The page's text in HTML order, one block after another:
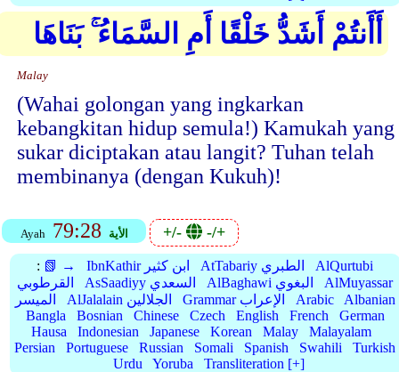
أَأَنتُمْ أَشَدُّ خَلْقًا أَمِ السَّمَاءُ ۚ بَنَاهَا
Malay
(Wahai golongan yang ingkarkan
kebangkitan hidup semula!) Kamukah yang
sukar diciptakan atau langit? Tuhan telah
membinanya (dengan Kukuh)!
Ayah 79:28 الأية +/- -/+
: 📗 → IbnKathir ابن كثير AtTabariy الطبري
AlQurtubi
القرطوبي
AsSaadiyy السعدي AlBaghawi البغوي
AlMuyassar
الميسر
AlJalalain الجلالين Grammar الإعراب Arabic
Albanian
Bangla
Bosnian Chinese Czech English French
German
Hausa
Indonesian Japanese Korean Malay
Malayalam
Persian
Portuguese Russian Somali Spanish Swahili
Turkish
Urdu
Yoruba Transliteration [+]